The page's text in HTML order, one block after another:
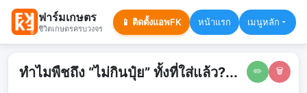
ฟาร์มเกษตร
ชีวิตเกษตรครบวงจร
📱 ติดตั้งแอพFK หน้าแรก เมนูหลัก
✏️ 🗑️
ทำไมพืชถึง “ไม่กินปุ๋ย” ทั้งที่ใส่แล้ว?...